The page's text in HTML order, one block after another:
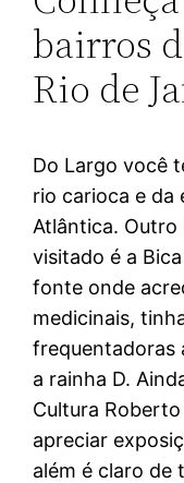
bairros
Rio de
Do Largo você
rio carioca e da
Atlântica. Outro
visitado é a
fonte onde
medicinais,
frequentadoras
a rainha D.
Cultura
apreciar
além é claro de